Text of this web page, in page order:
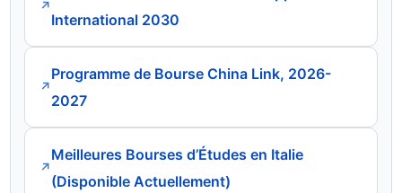
↗
International 2030
↗
Programme de Bourse China Link, 2026-
2027
↗
Meilleures Bourses d’Études en Italie
(Disponible Actuellement)